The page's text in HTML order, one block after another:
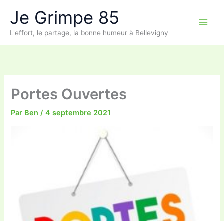
contenu
Je Grimpe 85
L'effort, le partage, la bonne humeur à Bellevigny
Portes Ouvertes
Par Ben/4 septembre 2021